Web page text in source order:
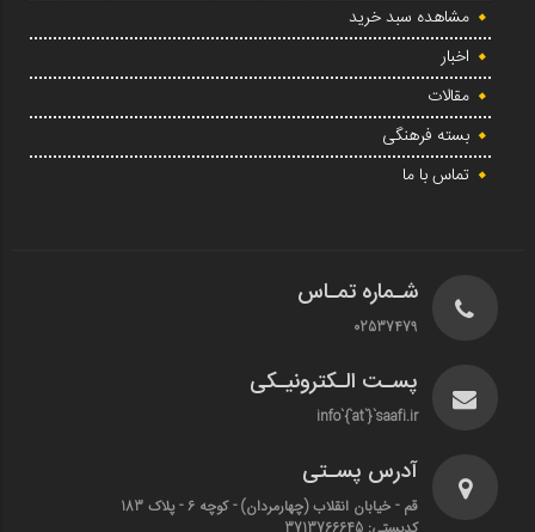
مشاهده سبد خرید
اخبار
مقالات
بسته فرهنگی
تماس با ما
شـماره تمـاس
02537479
پسـت الـکترونیـکی
info`{`at`}`saafi.ir
آدرس پسـتی
قم - خیابان انقلاب (چهارمردان)‌ - کوچه 6 - پلاک 183
کدپستی: 3713766645